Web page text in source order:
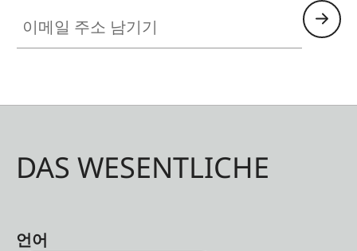
DAS WESENTLICHE
언어